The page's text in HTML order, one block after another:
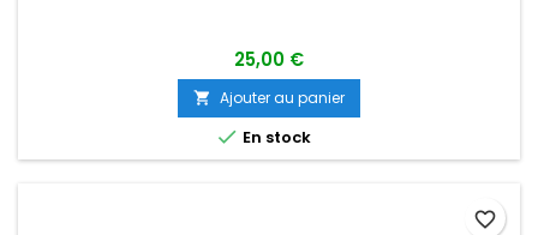
25,00 €
 Ajouter au panier
 En stock
favorite_border